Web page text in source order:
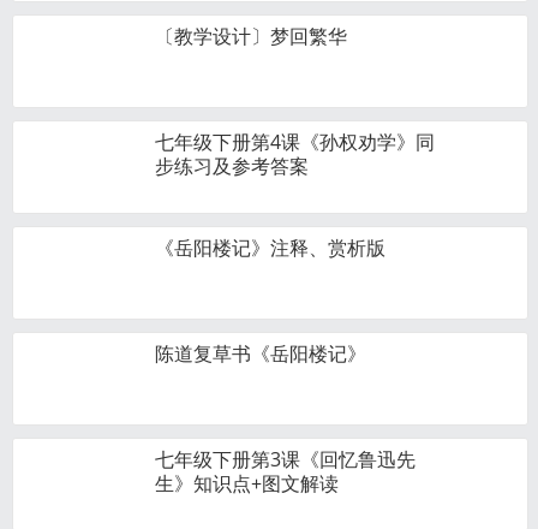
〔教学设计〕梦回繁华
七年级下册第4课《孙权劝学》同
步练习及参考答案
《岳阳楼记》注释、赏析版
陈道复草书《岳阳楼记》
七年级下册第3课《回忆鲁迅先
生》知识点+图文解读